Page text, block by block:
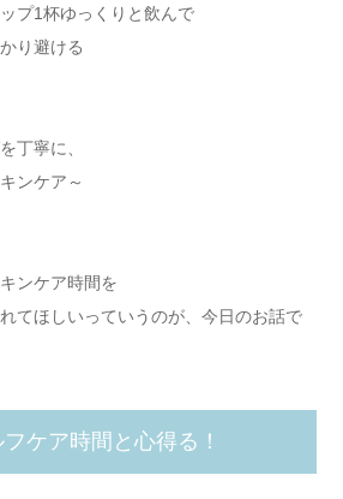
プ1杯ゆっくりと飲んで
り避ける
丁寧に、
ンケア～
ンケア時間を
てほしいっていうのが、今日のお話で
ケア時間と心得る！